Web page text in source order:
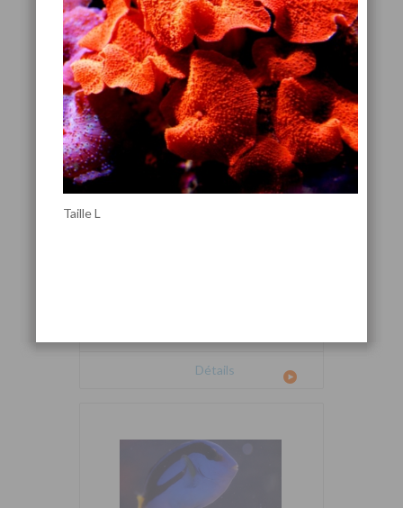
Canthigaster valentini
Détails
Détails
Taille L